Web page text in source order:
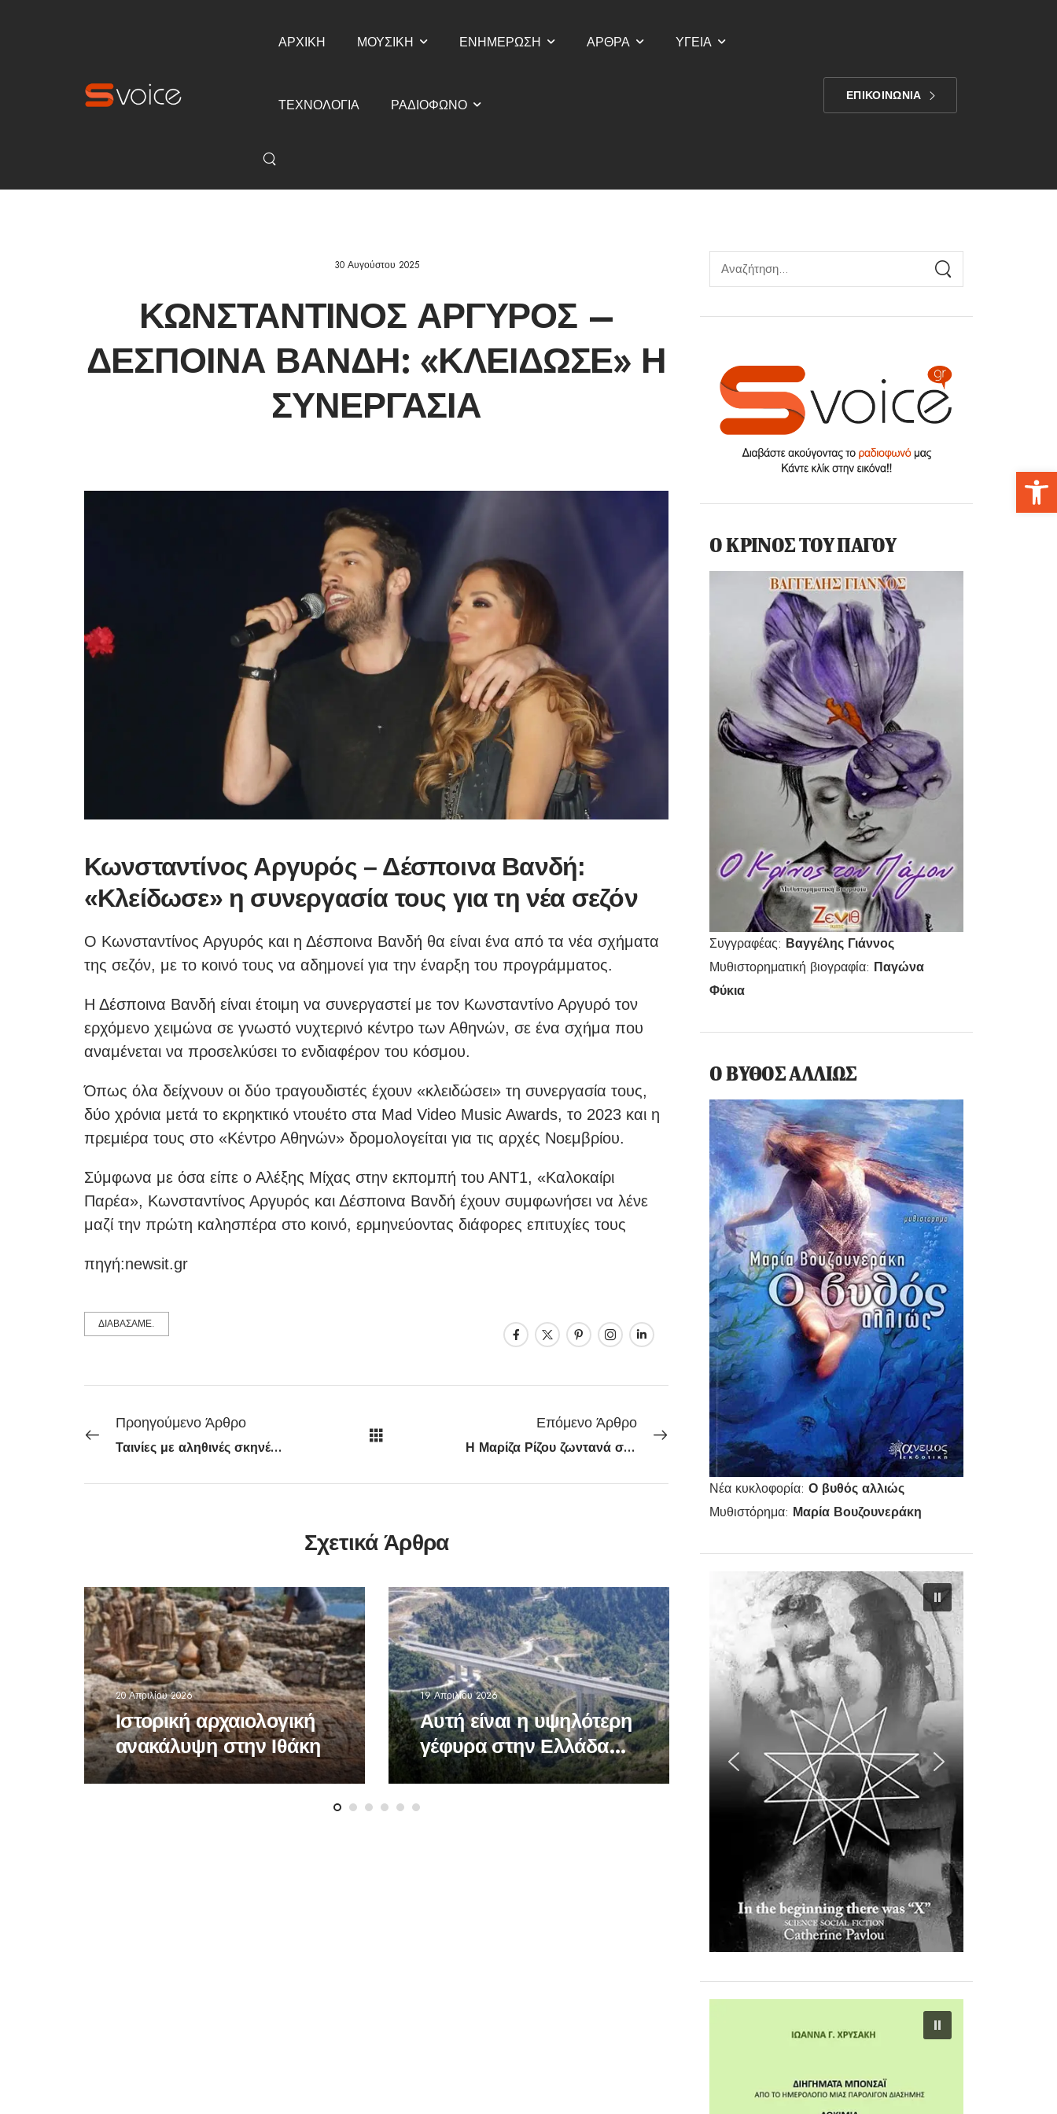
ΑΡΧΙΚΗ ΜΟΥΣΙΚΗ ΕΝΗΜΕΡΩΣΗ ΑΡΘΡΑ ΥΓΕΙΑ
ΤΕΧΝΟΛΟΓΙΑ ΡΑΔΙΟΦΩΝΟ
ΕΠΙΚΟΙΝΩΝΙΑ
Ο ΚΡΙΝΟΣ ΤΟΥ ΠΑΓΟΥ
Συγγραφέας: Βαγγέλης Γιάννος
Μυθιστορηματική βιογραφία: Παγώνα
Φύκια
Ο ΒΥΘΟΣ ΑΛΛΙΩΣ
Νέα κυκλοφορία:Ο βυθός αλλιώς
Μυθιστόρημα: Μαρία Βουζουνεράκη
30 Αυγούστου 2025
ΚΩΝΣΤΑΝΤΊΝΟΣ ΑΡΓΥΡΌΣ –
ΔΈΣΠΟΙΝΑ ΒΑΝΔΉ: «ΚΛΕΊΔΩΣΕ» Η
ΣΥΝΕΡΓΑΣΊΑ
Κωνσταντίνος Αργυρός – Δέσποινα Βανδή:
«Κλείδωσε» η συνεργασία τους για τη νέα σεζόν
Ο Κωνσταντίνος Αργυρός και η Δέσποινα Βανδή θα είναι ένα από τα νέα σχήματα
της σεζόν, με το κοινό τους να αδημονεί για την έναρξη του προγράμματος.
Η Δέσποινα Βανδή είναι έτοιμη να συνεργαστεί με τον Κωνσταντίνο Αργυρό τον
ερχόμενο χειμώνα σε γνωστό νυχτερινό κέντρο των Αθηνών, σε ένα σχήμα που
αναμένεται να προσελκύσει το ενδιαφέρον του κόσμου.
Όπως όλα δείχνουν οι δύο τραγουδιστές έχουν «κλειδώσει» τη συνεργασία τους,
δύο χρόνια μετά το εκρηκτικό ντουέτο στα Mad Video Music Awards, το 2023 και η
πρεμιέρα τους στο «Κέντρο Αθηνών» δρομολογείται για τις αρχές Νοεμβρίου.
Σύμφωνα με όσα είπε ο Αλέξης Μίχας στην εκπομπή του ΑΝΤ1, «Καλοκαίρι
Παρέα», Κωνσταντίνος Αργυρός και Δέσποινα Βανδή έχουν συμφωνήσει να λένε
μαζί την πρώτη καλησπέρα στο κοινό, ερμηνεύοντας διάφορες επιτυχίες τους
πηγή:newsit.gr
ΔΙΑΒΑΣΑΜΕ.
Προηγούμενο Άρθρο
Ταινίες με αληθινές σκηνές σεξ που σόκαραν το Χόλιγουντ
Επόμενο Άρθρο
Η Μαρίζα Ρίζου ζωντανά στο Θέατρο Άλσος ΔΕΗ
Σχετικά Άρθρα
20 Απριλίου 2026
Ιστορική αρχαιολογική
ανακάλυψη στην Ιθάκη
19 Απριλίου 2026
Αυτή είναι η υψηλότερη
γέφυρα στην Ελλάδα
-Σε ποια περιοχή